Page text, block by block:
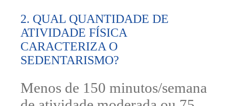
2. QUAL QUANTIDADE DE
ATIVIDADE FÍSICA
CARACTERIZA O
SEDENTARISMO?
Menos de 150 minutos/semana